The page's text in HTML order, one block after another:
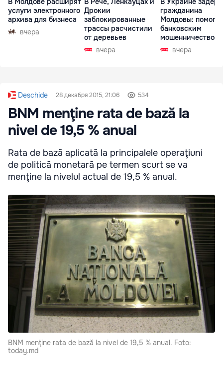
услуги электронного
архива для бизнеса
вчера
Дрокии
заблокированные
трассы расчистили
от деревьев
вчера
гражданина
Молдовы:
банковским
мошенничеством
Чехиивчера
Deschide 28 декабря 2015, 21:06 534
BNM menţine rata de bază la
nivel de 19,5 % anual
Rata de bază aplicată la principalele operaţiuni
de politică monetară pe termen scurt se va
menţine la nivelul actual de 19,5 % anual.
BNM menţine rata de bază la nivel de 19,5 % anual. Foto:
today.md